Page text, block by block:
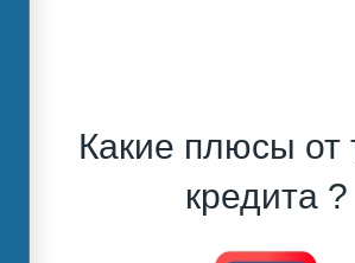
Какие плюсы от
кредита ?